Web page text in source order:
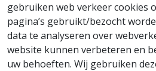
gebruiken web verkeer cookies
pagina’s gebruikt/bezocht
data te analyseren over
website kunnen verbeteren en
uw behoeften. Wij gebruiken